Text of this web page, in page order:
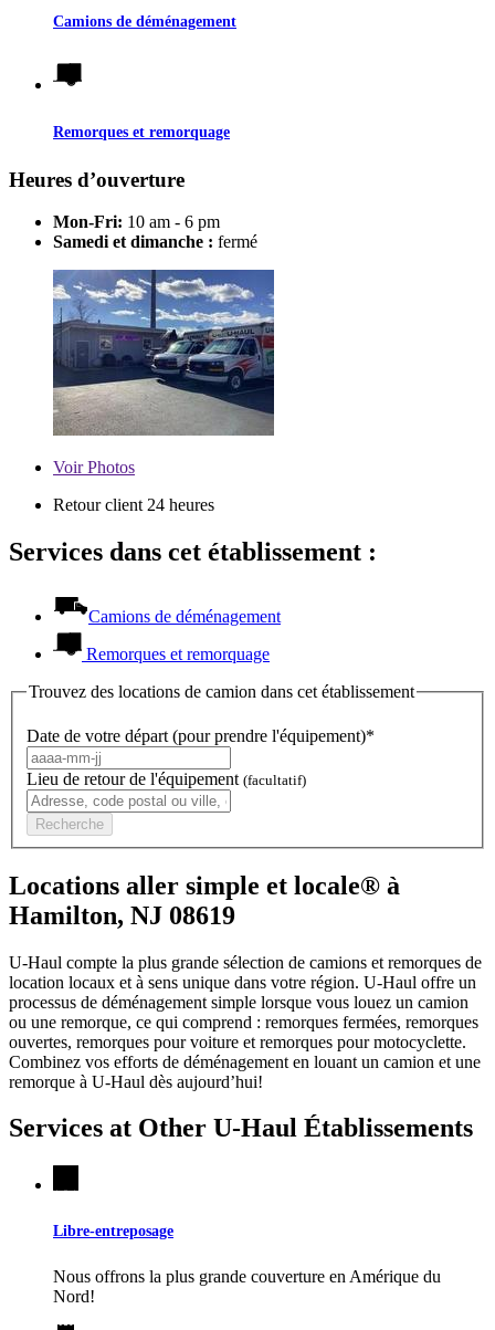
Camions de déménagement
Remorques et remorquage
Heures d’ouverture
Mon-Fri: 10 am - 6 pm
Samedi et dimanche : fermé
VoirPhotos
Retour client 24 heures
Services dans cet établissement :
Camions de déménagement
Remorques et remorquage
Trouvez des locations de camion dans cet établissement
Date de votre départ (pour prendre l'équipement)*
Lieu de retour de l'équipement (facultatif)
Recherche
Locations aller simple et locale® à
Hamilton, NJ 08619
U-Haul compte la plus grande sélection de camions et remorques de
location locaux et à sens unique dans votre région. U-Haul offre un
processus de déménagement simple lorsque vous louez un camion
ou une remorque, ce qui comprend : remorques fermées, remorques
ouvertes, remorques pour voiture et remorques pour motocyclette.
Combinez vos efforts de déménagement en louant un camion et une
remorque à U-Haul dès aujourd’hui!
Services at Other U-Haul Établissements
Libre-entreposage
Nous offrons la plus grande couverture en Amérique du
Nord!